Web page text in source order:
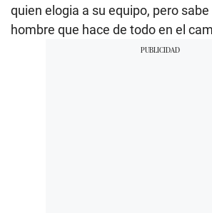
quien elogia a su equipo, pero
hombre que hace de todo en el